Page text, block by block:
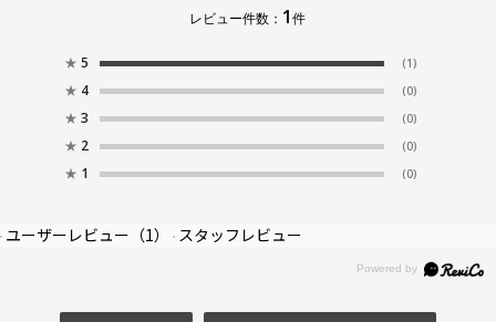
レビュー件数： 1件
★ 5 (1)
★ 4 (0)
★ 3 (0)
★ 2 (0)
★ 1 (0)
ユーザーレビュー （1） スタッフレビュー